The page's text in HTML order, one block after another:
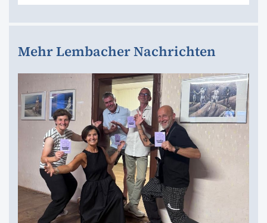
Mehr Lembacher Nachrichten